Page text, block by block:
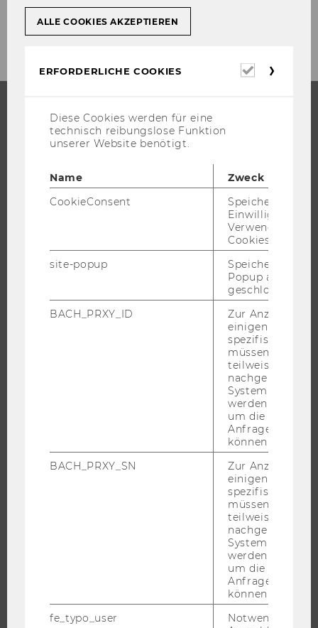
STUDIUM
BACHELOR
BEWERBUNG UND ZULASSUNG
INTERNATIONALE UND INCOMING EXCHANGE STUDIERENDE
ANGEBOTE FÜR SCHULEN UND STUDIENINTERESSIERTE
FORSCHENDE
ÜBER DIE WU
ALLE COOKIES AKZEPTIEREN
ERFORDERLICHE COOKIES
Diese Cookies werden für eine
technisch reibungslose Funktion
unserer Website benötigt.
Name
Zweck
CookieConsent
Speichert Ihre
Einwilligung zur
Verwendung von
Cookies.
site-popup
Speichert ob ein
Popup
geschlossen
BACH_PRXY_ID
Zur Anzeige von
einigen WU-
spezifischen
müssen
teilweise von
nachgelagerten
System
werden.
um die Antwort
Anfrage
können.
BACH_PRXY_SN
Zur Anzeige von
einigen WU-
spezifischen
müssen
teilweise von
nachgelagerten
System
werden.
um die Antwort
Anfrage
können.
fe_typo_user
Notwendig für